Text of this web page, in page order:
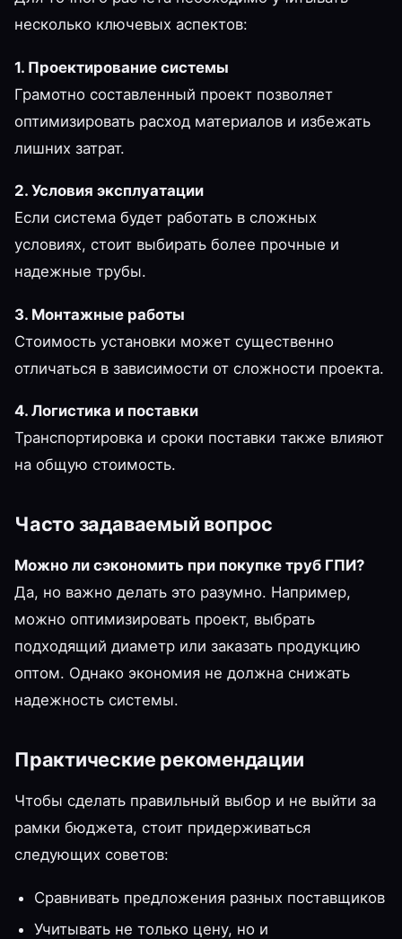
несколько ключевых аспектов:
1. Проектирование системы
Грамотно составленный проект позволяет
оптимизировать расход материалов и избежать
лишних затрат.
2. Условия эксплуатации
Если система будет работать в сложных
условиях, стоит выбирать более прочные и
надежные трубы.
3. Монтажные работы
Стоимость установки может существенно
отличаться в зависимости от сложности проекта.
4. Логистика и поставки
Транспортировка и сроки поставки также влияют
на общую стоимость.
Часто задаваемый вопрос
Можно ли сэкономить при покупке труб ГПИ?
Да, но важно делать это разумно. Например,
можно оптимизировать проект, выбрать
подходящий диаметр или заказать продукцию
оптом. Однако экономия не должна снижать
надежность системы.
Практические рекомендации
Чтобы сделать правильный выбор и не выйти за
рамки бюджета, стоит придерживаться
следующих советов:
Сравнивать предложения разных поставщиков
Учитывать не только цену, но и